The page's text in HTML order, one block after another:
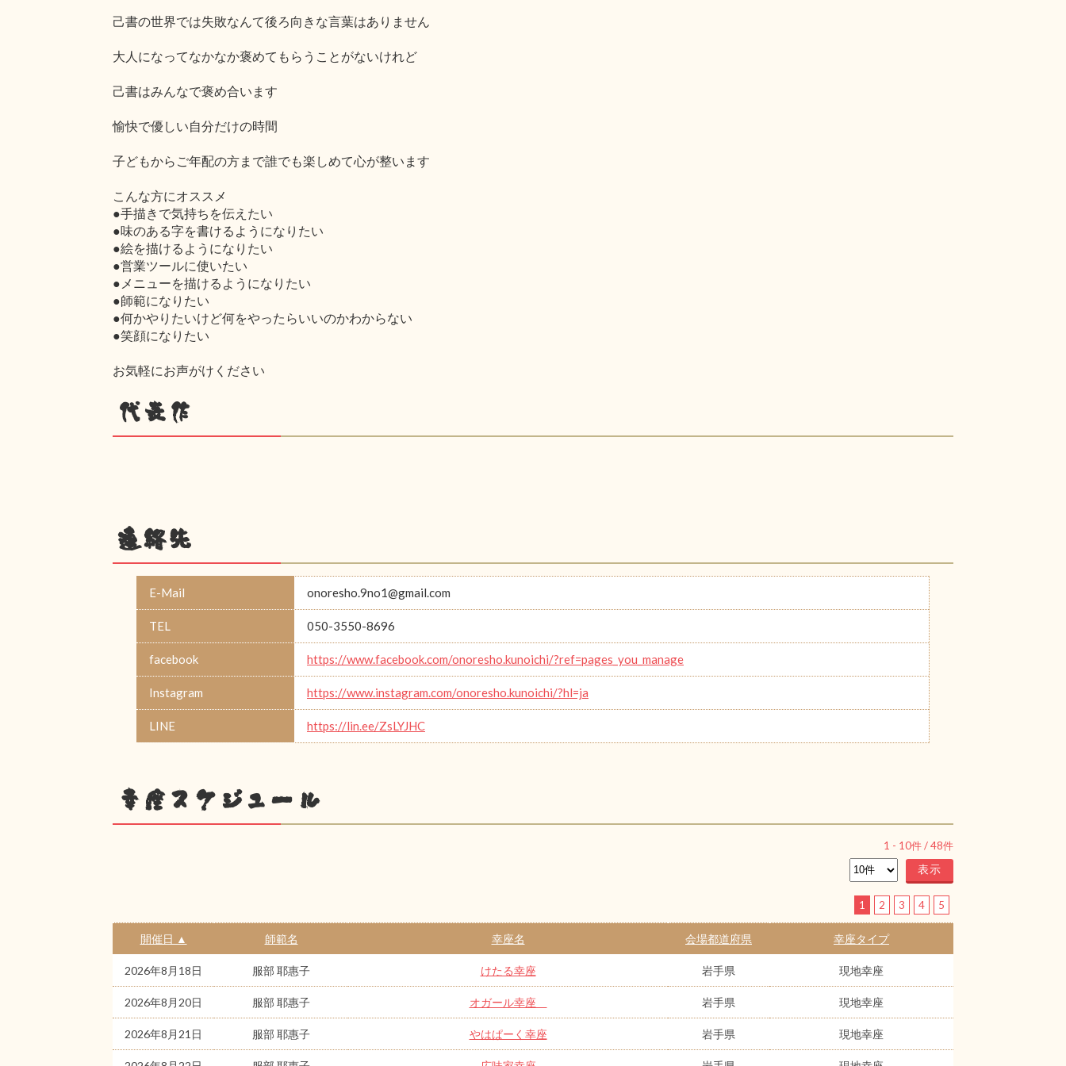
己書の世界では失敗なんて後ろ向きな言葉はありません
大人になってなかなか褒めてもらうことがないけれど
己書はみんなで褒め合います
愉快で優しい自分だけの時間
子どもからご年配の方まで誰でも楽しめて心が整います
こんな方にオススメ
●手描きで気持ちを伝えたい
●味のある字を書けるようになりたい
●絵を描けるようになりたい
●営業ツールに使いたい
●メニューを描けるようになりたい
●師範になりたい
●何かやりたいけど何をやったらいいのかわからない
●笑顔になりたい
お気軽にお声がけください
代表作
連絡先
E-Mail onoresho.9no1@gmail.com
TEL 050-3550-8696
facebook https://www.facebook.com/onoresho.kunoichi/?ref=pages_you_manage
Instagram https://www.instagram.com/onoresho.kunoichi/?hl=ja
LINE https://lin.ee/ZsLYJHC
幸座スケジュール
1 - 10件 /48件
1 2 3 4 5
開催日 ▲ 師範名 幸座名 会場都道府県 幸座タイプ
2026年8月18日 服部 耶惠子 けたる幸座 岩手県 現地幸座
2026年8月20日 服部 耶惠子 オガール幸座 岩手県 現地幸座
2026年8月21日 服部 耶惠子 やはぱーく幸座 岩手県 現地幸座